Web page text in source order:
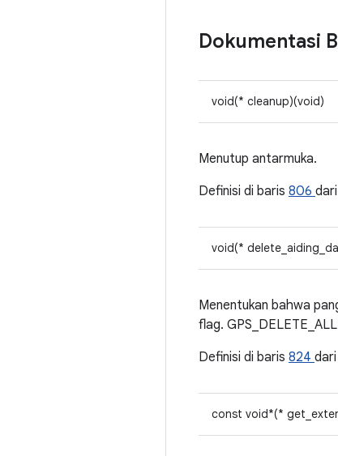
Dokumentasi
void(* cleanup)(void)
Menutup antarmuka.
Definisi di baris 806
void(*
Menentukan bahwa
flag.
Definisi di baris 824
const void*(*